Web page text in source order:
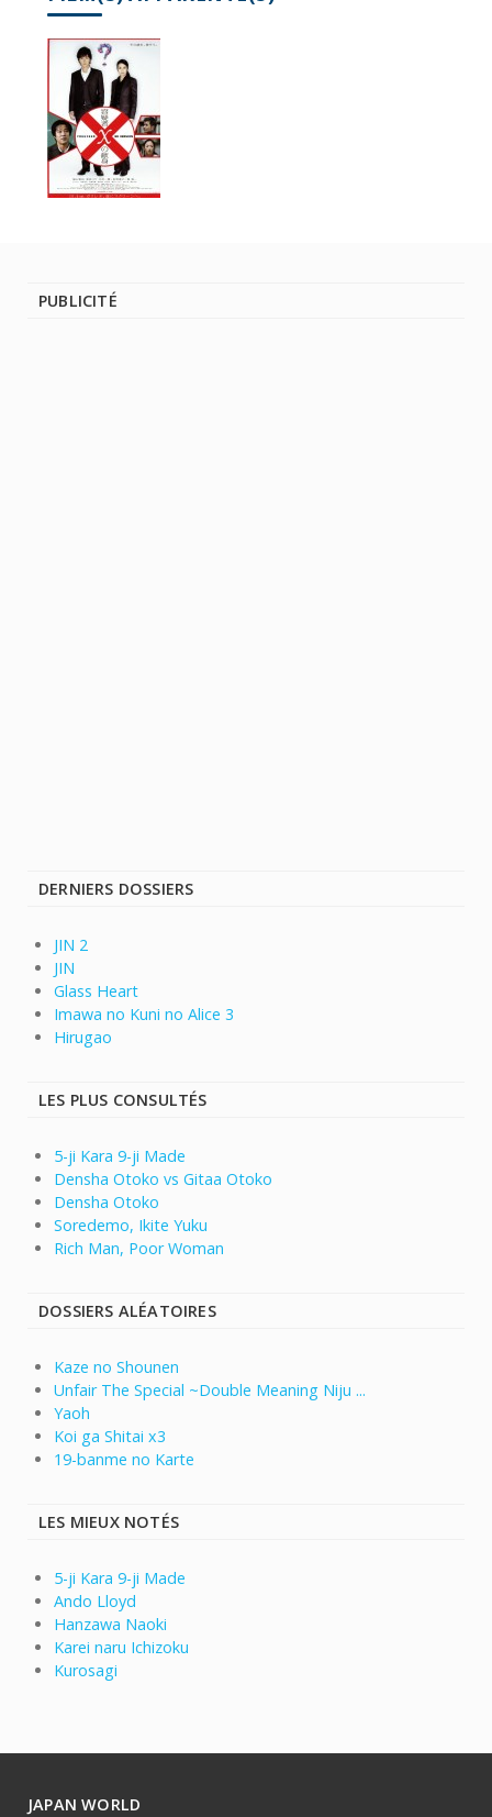
PUBLICITÉ
DERNIERS DOSSIERS
JIN 2
JIN
Glass Heart
Imawa no Kuni no Alice 3
Hirugao
LES PLUS CONSULTÉS
5-ji Kara 9-ji Made
Densha Otoko vs Gitaa Otoko
Densha Otoko
Soredemo, Ikite Yuku
Rich Man, Poor Woman
DOSSIERS ALÉATOIRES
Kaze no Shounen
Unfair The Special ~Double Meaning Niju ...
Yaoh
Koi ga Shitai x3
19-banme no Karte
LES MIEUX NOTÉS
5-ji Kara 9-ji Made
Ando Lloyd
Hanzawa Naoki
Karei naru Ichizoku
Kurosagi
JAPAN WORLD